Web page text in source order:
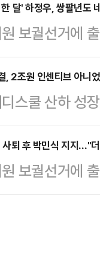
아 파트너 나
국 투자를 검
예고한 지 약
전 대통령의
보는 전날 정
모습을 공개
인단이 "확정
달' 하정우, 쌍팔년도
보궐선거에
더불어민주
네거티브를
훈 후보는 2일
는 대승적으
선거에서는 더
민의힘 후보가
, 2조원 인센티브 아니
디스쿨 산하
트(HMGMA)
다. 국내외에
만 하버드대
조금 규모가
퇴 후 박민식 지지…"
보궐선거에
격 사퇴 후